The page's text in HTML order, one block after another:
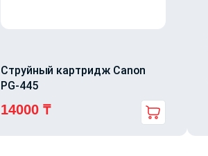
Струйный картридж Canon
PG-445
14000 ₸